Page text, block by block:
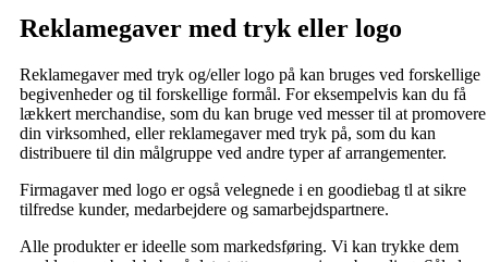
Reklamegaver med tryk eller logo
Reklamegaver med tryk og/eller logo på kan bruges ved forskellige
begivenheder og til forskellige formål. For eksempelvis kan du få
lækkert merchandise, som du kan bruge ved messer til at promovere
din virksomhed, eller reklamegaver med tryk på, som du kan
distribuere til din målgruppe ved andre typer af arrangementer.
Firmagaver med logo er også velegnede i en goodiebag tl at sikre
tilfredse kunder, medarbejdere og samarbejdspartnere.
Alle produkter er ideelle som markedsføring. Vi kan trykke dem